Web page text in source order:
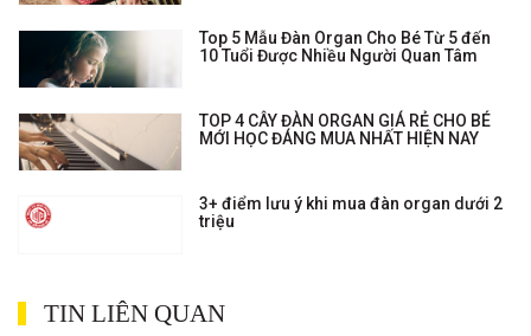
Top 5 Mẫu Đàn Organ Cho Bé Từ 5 đến
10 Tuổi Được Nhiều Người Quan Tâm
TOP 4 CÂY ĐÀN ORGAN GIÁ RẺ CHO BÉ
MỚI HỌC ĐÁNG MUA NHẤT HIỆN NAY
3+ điểm lưu ý khi mua đàn organ dưới 2
triệu
TIN LIÊN QUAN